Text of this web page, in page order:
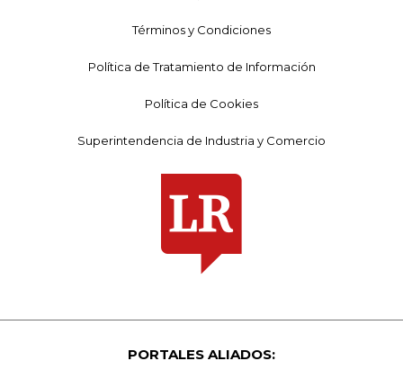
Términos y Condiciones
Política de Tratamiento de Información
Política de Cookies
Superintendencia de Industria y Comercio
PORTALES ALIADOS: